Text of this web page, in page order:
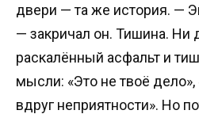
двери — та же история. —
— закричал он. Тишина. Ни
раскалённый асфальт и
мысли: «Это не твоё
вдруг неприятности». Но